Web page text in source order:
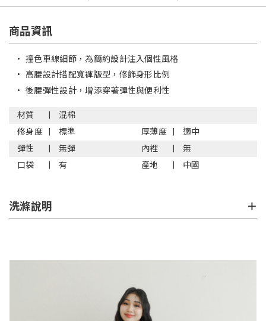
商品資訊
• 撞色車線細節，為簡約設計注入個性風格
• 高腰設計搭配寬褲版型，修飾身形比例
• 後腰彈性設計，增添穿著彈性與便利性
材質
混棉
修身度
標準 厚薄度
適中
彈性
無彈 內裡
無
口袋
有 產地 中國
洗滌說明